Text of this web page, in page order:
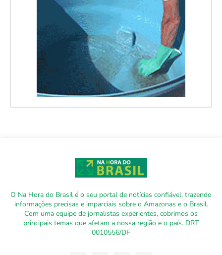
O Na Hora do Brasil é o seu portal de notícias confiável, trazendo
informações precisas e imparciais sobre o Amazonas e o Brasil.
Com uma equipe de jornalistas experientes, cobrimos os
principais temas que afetam a nossa região e o país. DRT
0010556/DF